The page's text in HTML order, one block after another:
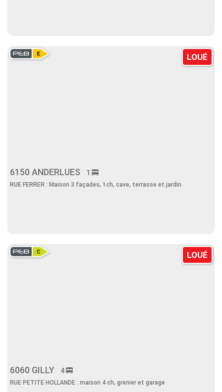
LOUÉ
6150 ANDERLUES 1
RUE FERRER : Maison 3 façades, 1ch, cave, terrasse et jardin
LOUÉ
6060 GILLY 4
RUE PETITE HOLLANDE : maison 4 ch, grenier et garage